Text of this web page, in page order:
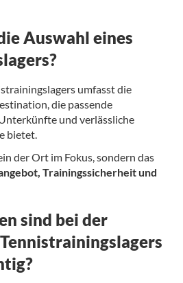
Auswahl eines
umfasst die
die passende
und verlässliche
bietet.
der Ort im Fokus, sondern das
Trainingssicherheit und
sind bei der